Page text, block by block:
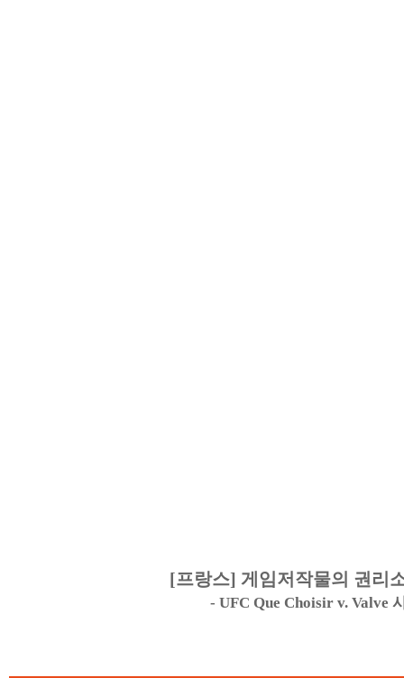
[프랑스] 게임저작물의 권리
- UFC Que Choisir v. Valve